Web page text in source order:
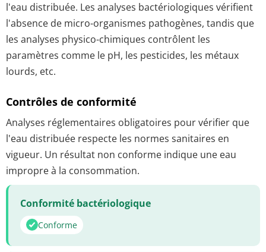
l'eau distribuée. Les analyses bactériologiques vérifient
l'absence de micro-organismes pathogènes, tandis que
les analyses physico-chimiques contrôlent les
paramètres comme le pH, les pesticides, les métaux
lourds, etc.
Contrôles de conformité
Analyses réglementaires obligatoires pour vérifier que
l'eau distribuée respecte les normes sanitaires en
vigueur. Un résultat non conforme indique une eau
impropre à la consommation.
Conformité bactériologique
Conforme